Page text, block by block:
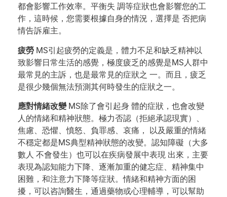
都會影響工作效率。平衡失 調等症狀也會影響您的工
作，這時候，您需要根據自身的情況，選擇是 否把病
情告訴雇主。
疲勞 MS引起疲勞的定義是，體力不足和缺乏精神以
致影響日常生活的感覺，極度疲乏的感覺是MS人群中
最常見的主訴，也是最常見的症狀之 一。而且，疲乏
是很少幾個無法預測其何時發生的症狀之一。
應對情緒改變MS除了會引起身 體的症狀，也會改變
人的情緒和精神狀態。極力否認（拒絕承認現實）、
焦慮、恐懼、憤怒、負罪感、哀痛， 以及嚴重的情緒
不穩定都是MS典型精神狀態的改變。認知障礙（大多
數人 不會發生）也可以在疾病發展中表現 出來，主要
表現為認知能力下降、逐漸加重的健忘症、精神集中
困難，和注意力下降等症狀。情緒和精神方面的困
擾，可以咨詢醫生，通過藥物或心理輔導，可以幫助